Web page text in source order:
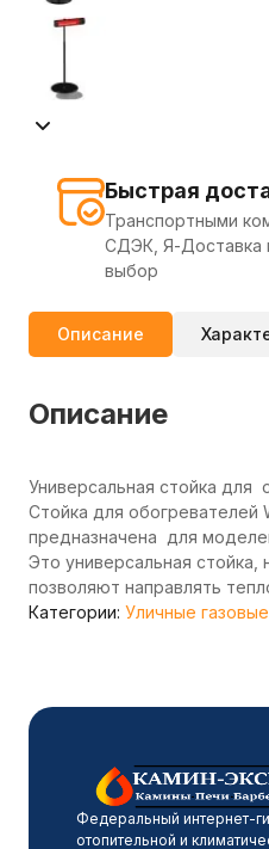
Быстрая
Транспортными
СДЭК, Я-Доставка
выбор
Описание
Описание
Универсальная стойка для
Стойка для обогревателей
предназначена для
Это универсальная
позволяют направлять
Категории: Уличные
Федеральный интернет-
отопительной и